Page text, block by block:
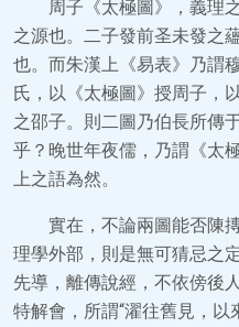
周子《太極圖》，義理
之源也。二子發前圣未發之
也。而朱漢上《易表》乃謂
氏，以《太極圖》授周子，
之邵子。則二圖乃伯長所傳
乎？晚世年夜儒，乃謂《太
上之語為然。
實在，不論兩圖能否陳
理學外部，則是無可猜忌之
先導，離傳說經，不依傍後
特解會，所謂“濯往舊見，以